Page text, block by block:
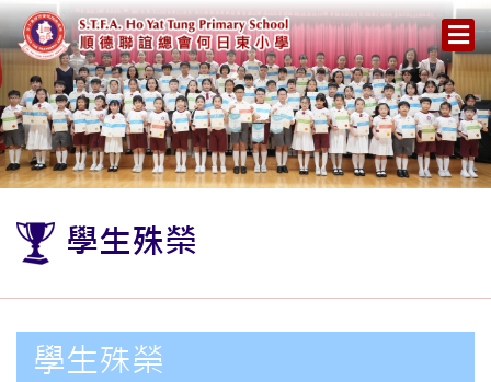
學生殊榮
學生殊榮